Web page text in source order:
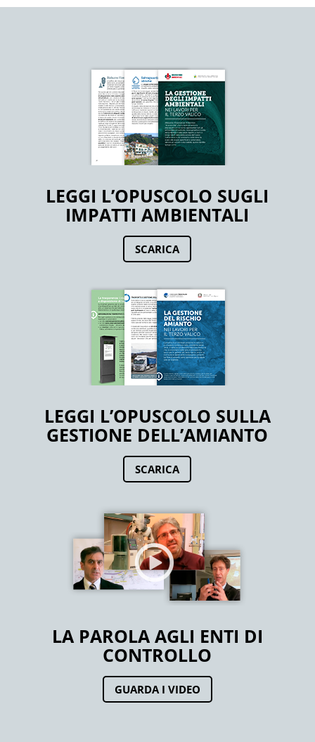
LEGGI L’OPUSCOLO SUGLI
IMPATTI AMBIENTALI
SCARICA
LEGGI L’OPUSCOLO SULLA
GESTIONE DELL’AMIANTO
SCARICA
LA PAROLA AGLI ENTI DI
CONTROLLO
GUARDA I VIDEO